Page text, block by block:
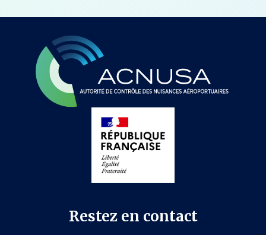
Restez en contact